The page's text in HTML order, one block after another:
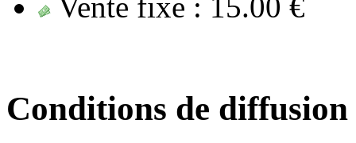
Conditions de diffusion